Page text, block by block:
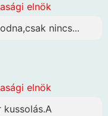
elnök
nincs...
elnök